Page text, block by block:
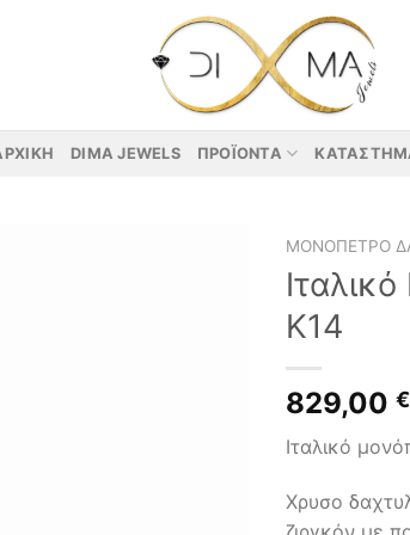
DIMA JEWELS ΠΡΟΪΌΝΤΑ
ΜΟΝΌΠΕΤΡΟ
Κ14
829,00 €
Ιταλικό
Χρυσο